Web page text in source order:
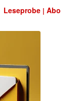
Leseprobe |Abo